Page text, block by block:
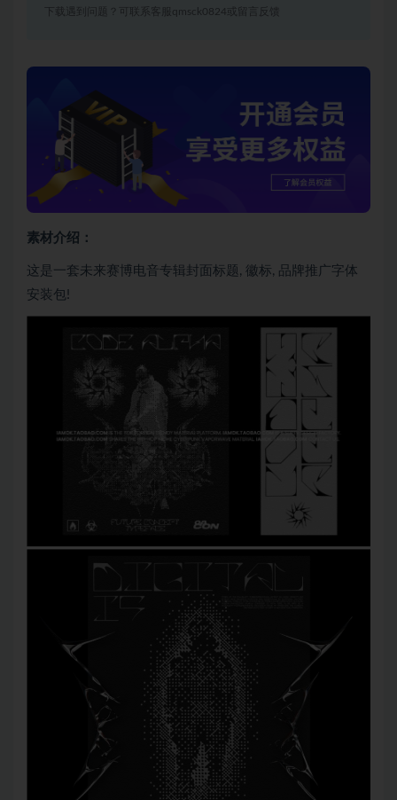
下载遇到问题？可联系客服qmsck0824或留言反馈
素材介绍：
这是一套未来赛博电音专辑封面标题, 徽标, 品牌推广字体
安装包!